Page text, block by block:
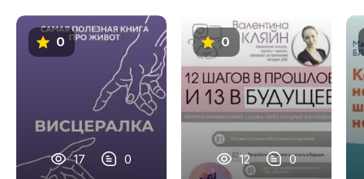
0
17 0
0
12 0